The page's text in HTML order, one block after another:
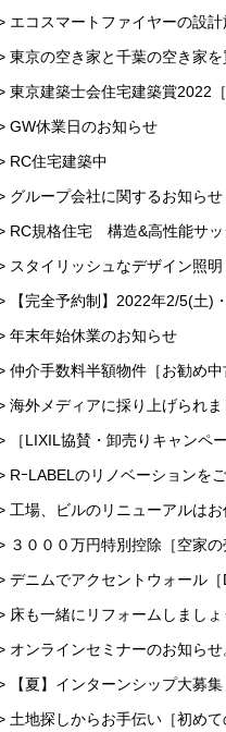
エコスマートファイヤーの設計
東京の空き家と千葉の空き家
東京建築士会住宅建築賞2022［
GW休業日のお知らせ
RC住宅建築中
グループ会社に関するお知らせ
RC規格住宅 構造&高性能サッ
スタイリッシュなデザイン照明
【完全予約制】2022年2/5(土)
年末年始休業のお知らせ
仲介手数料半額物件［お勧め中
海外メディアに採り上げられま
［LIXIL協賛・卸売りキャンペ
RｰLABELのリノベーションを
工場、ビルのリニューアルはお
３０００万円特別控除［空家の
デニムでアクセントウォール［
床も一緒にリフォームしましょ
オンラインセミナーのお知ら
【夏】インターンシップ大募集
土地探しからお手伝い［初めて